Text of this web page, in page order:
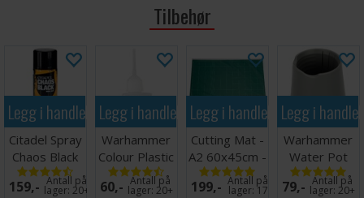
Inneholder nok komponenter til å bygge fire Battle Sisters
med Stormbolt, Flamer eller Meltagun-våpen, samt to Battle
Sisters med heavy weapons, inkludert Heavy Bolter og Heavy
Flamer.
Sett sammen kjernen i din Adepta Sororitas hær
Væpne dem med et utvalg våpen og utstyr
Bygg en enhet med 10 Battle Sisters eller en tropp
med 5 Celestians og 5 Dominions
Tilbehør
Legg i handlekurven
Citadel Spray
Chaos Black
159,- Antall på
lager: 20+
Legg i handlekurven
Warhammer
Colour Plastic
Glue 15ml
60,- Antall på
lager:20+
Legg i handlekurven
Cutting Mat -
A2 60x45cm -
Grønn
199,- Antall på
lager: 17
Legg i
Warhammer
Water Pot
79,- Antall på
lager:20+